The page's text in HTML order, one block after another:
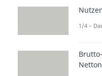
1/4 –